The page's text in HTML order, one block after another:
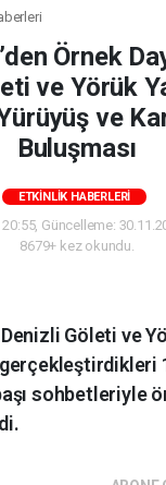
Örnek
ve Yörük
ve
Buluşması
ETKINLIK HABERLERI
Güncelleme:
8679+ kez okundu.
Göleti ve
sohbetleriyle